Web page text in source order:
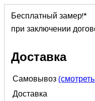
Бесплатный замер!*
при заключении
Доставка
Самовывоз
Доставка